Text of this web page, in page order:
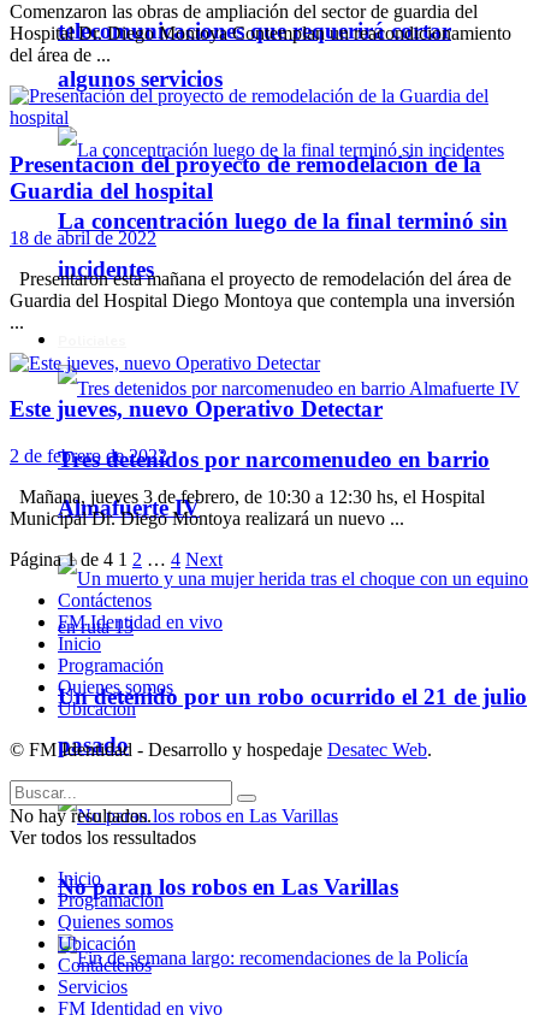
telecomunicaciones que requerirá cortar
algunos servicios
La concentración luego de la final terminó sin
incidentes
Tres detenidos por narcomenudeo en barrio
Almafuerte IV
Un detenido por un robo ocurrido el 21 de julio
pasado
No paran los robos en Las Varillas
Comenzaron las obras de ampliación del sector de guardia del
Hospital Dr. Diego Montoya Contemplan un reacondicionamiento
del área de ...
Presentación del proyecto de remodelación de la
Guardia del hospital
18 de abril de 2022
Presentaron esta mañana el proyecto de remodelación del área de
Guardia del Hospital Diego Montoya que contempla una inversión
...
Este jueves, nuevo Operativo Detectar
2 de febrero de 2022
Mañana, jueves 3 de febrero, de 10:30 a 12:30 hs, el Hospital
Municipal Dr. Diego Montoya realizará un nuevo ...
Página 1 de 4 1 2 … 4 Next
Contáctenos
FM Identidad en vivo
Inicio
Programación
Quienes somos
Ubicación
© FM Identidad - Desarrollo y hospedaje Desatec Web.
No hay resultados.
Ver todos los ressultados
Inicio
Programación
Quienes somos
Ubicación
Contáctenos
Servicios
FM Identidad en vivo